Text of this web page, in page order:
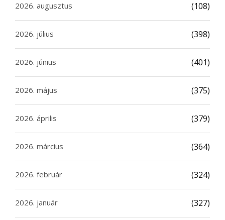
2026. augusztus (108)
2026. július (398)
2026. június (401)
2026. május (375)
2026. április (379)
2026. március (364)
2026. február (324)
2026. január (327)